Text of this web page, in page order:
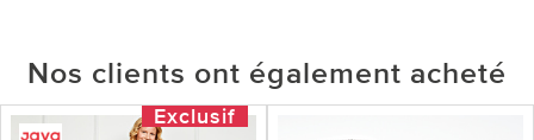
Nos clients ont également acheté
Exclusif